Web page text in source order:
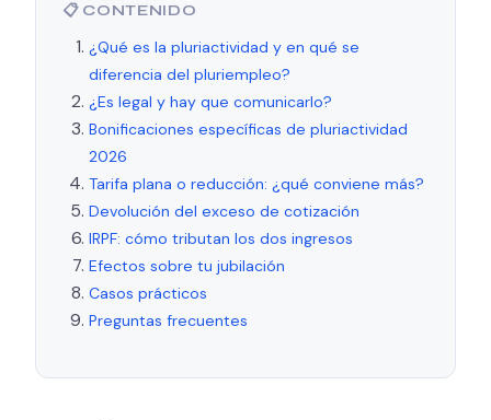
📋 CONTENIDO
¿Qué es la pluriactividad y en qué se
diferencia del pluriempleo?
¿Es legal y hay que comunicarlo?
Bonificaciones específicas de pluriactividad
2026
Tarifa plana o reducción: ¿qué conviene más?
Devolución del exceso de cotización
IRPF: cómo tributan los dos ingresos
Efectos sobre tu jubilación
Casos prácticos
Preguntas frecuentes